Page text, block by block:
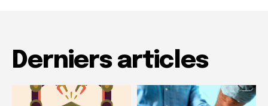
Derniers articles